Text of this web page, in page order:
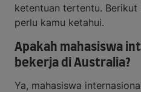
ketentuan tertentu. Berikut
perlu kamu ketahui.
Apakah mahasiswa
bekerja di Australia?
Ya, mahasiswa